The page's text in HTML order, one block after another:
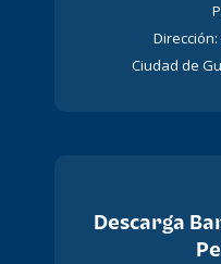
Dirección:
Ciudad de
Descarga